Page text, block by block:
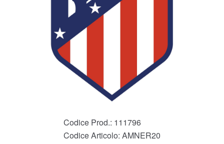
Codice Prod.: 111796
Codice Articolo: AMNER20